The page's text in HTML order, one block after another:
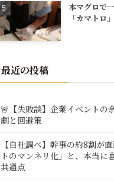
本マグロで
「カマトロ
最近の投稿
🚨【失敗談】企業イベントの
劇と回避策
【自社調べ】幹事の約8割が
トのマンネリ化」と、本当に
共通点